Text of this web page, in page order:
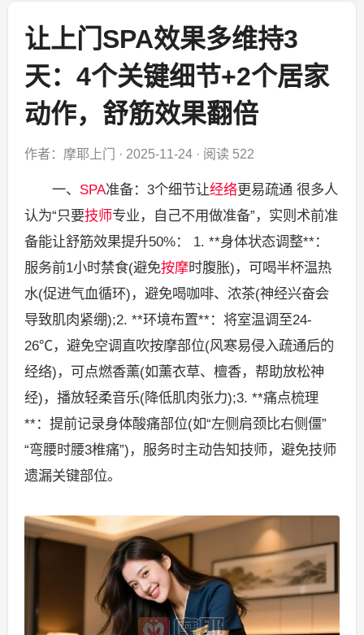
让上门SPA效果多维持3
天：4个关键细节+2个居家
动作，舒筋效果翻倍
作者：摩耶上门 · 2025-11-24· 阅读 522
一、 SPA准备：3个细节让经络更易疏通 很多人
认为“只要技师专业，自己不用做准备”，实则术前准
备能让舒筋效果提升50%： 1. **身体状态调整**：
服务前1小时禁食(避免按摩时腹胀)，可喝半杯温热
水(促进气血循环)，避免喝咖啡、浓茶(神经兴奋会
导致肌肉紧绷);2. **环境布置**：将室温调至24-
26℃，避免空调直吹按摩部位(风寒易侵入疏通后的
经络)，可点燃香薰(如薰衣草、檀香，帮助放松神
经)，播放轻柔音乐(降低肌肉张力);3. **痛点梳理
**：提前记录身体酸痛部位(如“左侧肩颈比右侧僵”
“弯腰时腰3椎痛”)，服务时主动告知技师，避免技师
遗漏关键部位。